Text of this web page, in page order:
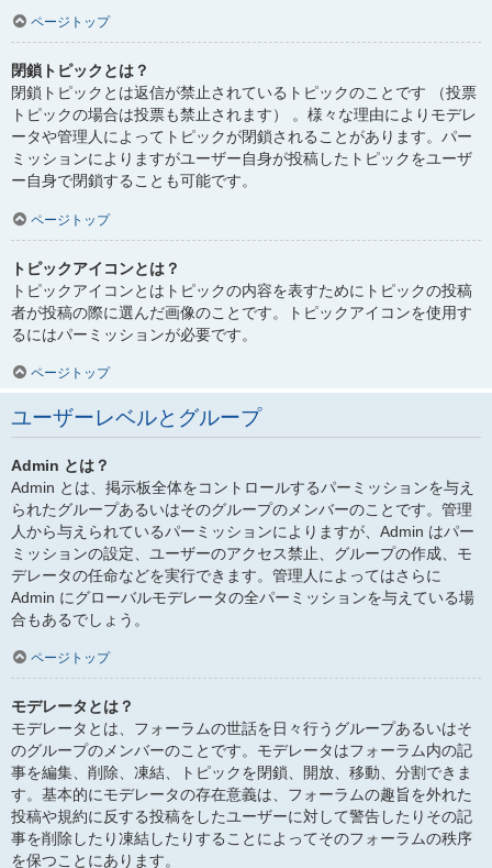
ページトップ
閉鎖トピックとは？
閉鎖トピックとは返信が禁止されているトピックのことです （投票
トピックの場合は投票も禁止されます） 。様々な理由によりモデレ
ータや管理人によってトピックが閉鎖されることがあります。パー
ミッションによりますがユーザー自身が投稿したトピックをユーザ
ー自身で閉鎖することも可能です。
ページトップ
トピックアイコンとは？
トピックアイコンとはトピックの内容を表すためにトピックの投稿
者が投稿の際に選んだ画像のことです。トピックアイコンを使用す
るにはパーミッションが必要です。
ページトップ
ユーザーレベルとグループ
Admin とは？
Admin とは、掲示板全体をコントロールするパーミッションを与え
られたグループあるいはそのグループのメンバーのことです。管理
人から与えられているパーミッションによりますが、Admin はパー
ミッションの設定、ユーザーのアクセス禁止、グループの作成、モ
デレータの任命などを実行できます。管理人によってはさらに
Admin にグローバルモデレータの全パーミッションを与えている場
合もあるでしょう。
ページトップ
モデレータとは？
モデレータとは、フォーラムの世話を日々行うグループあるいはそ
のグループのメンバーのことです。モデレータはフォーラム内の記
事を編集、削除、凍結、トピックを閉鎖、開放、移動、分割できま
す。基本的にモデレータの存在意義は、フォーラムの趣旨を外れた
投稿や規約に反する投稿をしたユーザーに対して警告したりその記
事を削除したり凍結したりすることによってそのフォーラムの秩序
を保つことにあります。